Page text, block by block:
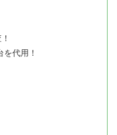
代用！